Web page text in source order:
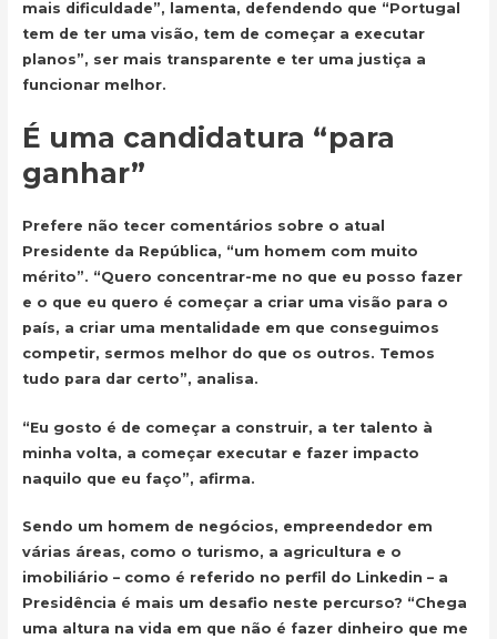
mais dificuldade”, lamenta, defendendo que “Portugal
tem de ter uma visão, tem de começar a executar
planos”, ser mais transparente e ter uma justiça a
funcionar melhor.
É uma candidatura “para
ganhar”
Prefere não tecer comentários sobre o atual
Presidente da República, “um homem com muito
mérito”. “Quero concentrar-me no que eu posso fazer
e o que eu quero é começar a criar uma visão para o
país, a criar uma mentalidade em que conseguimos
competir, sermos melhor do que os outros. Temos
tudo para dar certo”, analisa.
“Eu gosto é de começar a construir, a ter talento à
minha volta, a começar executar e fazer impacto
naquilo que eu faço”, afirma.
Sendo um homem de negócios, empreendedor em
várias áreas, como o turismo, a agricultura e o
imobiliário – como é referido no perfil do Linkedin – a
Presidência é mais um desafio neste percurso? “Chega
uma altura na vida em que não é fazer dinheiro que me